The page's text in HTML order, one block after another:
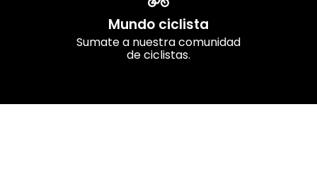
Mundo ciclista
Sumate a nuestra comunidad
de ciclistas.